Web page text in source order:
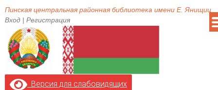
Пинская центральная районная библиотека имени Е. Янищиц
Вход | Регистрация
Версия для слабовидящих